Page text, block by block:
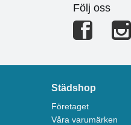
Följ oss
Städshop
Företaget
Våra varumärken